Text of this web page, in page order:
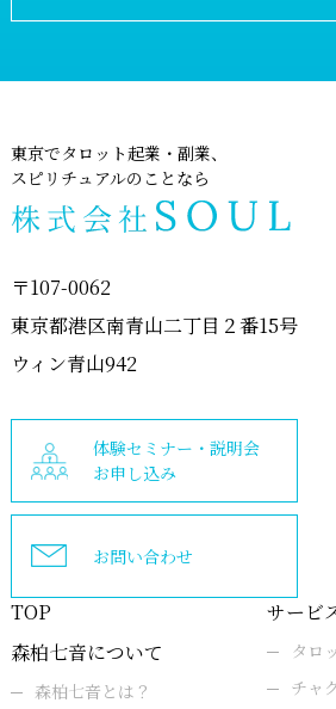
東京でタロット起業・副業、
スピリチュアルのことなら
〒107-0062
東京都港区南青山二丁目２番15号
ウィン青山942
体験セミナー・説明会
お申し込み
お問い合わせ
TOP
森柏七音について
森柏七音とは？
サービ
タロ
チャ